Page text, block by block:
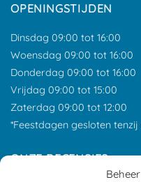
OPENINGSTIJDEN
Dinsdag 09:00 tot 16:00
Woensdag 09:00 tot 16:00
Donderdag 09:00 tot 16:00
Vrijdag 09:00 tot 15:00
Zaterdag 09:00 tot 12:00
*Feestdagen gesloten
ONZE RECENSIES